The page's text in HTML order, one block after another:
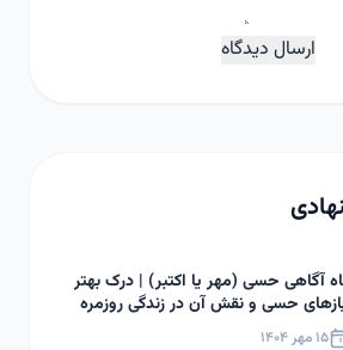
ارسال دیدگاه
آگاهی حسی (مهر یا اکتبر) | درک بهتر
حسی و نقش آن در زندگی روزمره
۱۵ مهر ۱۴۰۴